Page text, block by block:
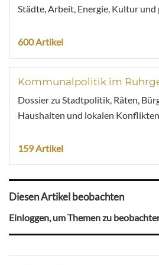
Städte, Arbeit, Energie, Kultur und
600 Artikel
Kommunalpolitik im
Dossier zu Stadtpolitik, Räten,
Haushalten und lokalen
159 Artikel
Diesen Artikel beobachten
Einloggen, um Themen zu